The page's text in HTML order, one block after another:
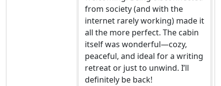
from society (and with the
internet rarely working) made it
all the more perfect. The cabin
itself was wonderful—cozy,
peaceful, and ideal for a writing
retreat or just to unwind. I’ll
definitely be back!